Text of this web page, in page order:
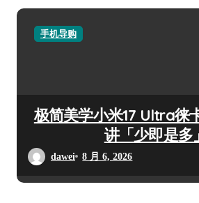
手机导购
极简美学小米17 Ultra徕
讲「少即是多」
dawei 8 月 6, 2026